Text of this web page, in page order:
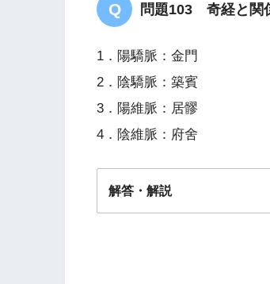
問題103 奇経と関
1．陽驕脈：金門
2．陰驕脈：築賓
3．陽維脈：居髎
4．陰維脈：府舍
解答・解説